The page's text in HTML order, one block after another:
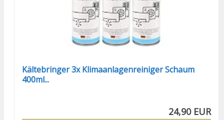
Kältebringer 3x Klimaanlagenreiniger Schaum
400ml...
24,90 EUR